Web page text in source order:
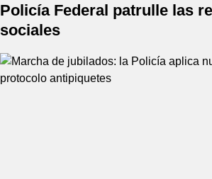
Policía Federal patrulle las
sociales